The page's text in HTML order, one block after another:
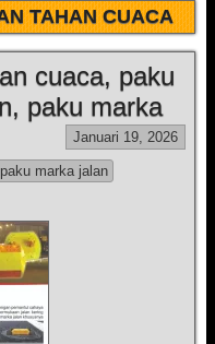
TAHAN CUACA
cuaca, paku
paku marka
Januari 19, 2026
marka jalan